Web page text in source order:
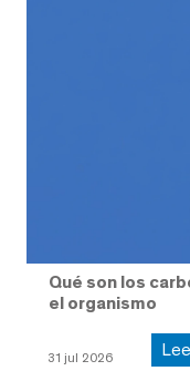
Qué son los
el organismo
31 jul 2026